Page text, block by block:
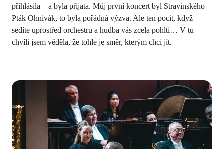
přihlásila – a byla přijata. Můj první koncert byl Stravinského
Pták Ohnivák, to byla pořádná výzva. Ale ten pocit, když
sedíte uprostřed orchestru a hudba vás zcela pohltí… V tu
chvíli jsem věděla, že tohle je směr, kterým chci jít.